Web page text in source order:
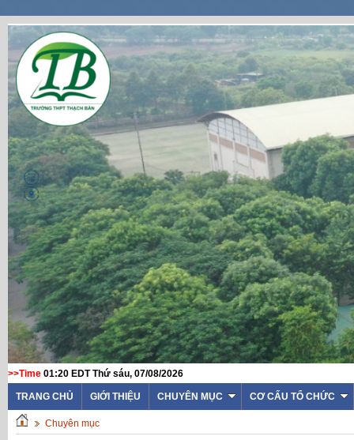
>>Time 01:20 EDT Thứ sáu, 07/08/2026
TRANG CHỦ GIỚI THIỆU CHUYÊN MỤC CƠ CẤU TỔ CHỨC
Chuyên mục